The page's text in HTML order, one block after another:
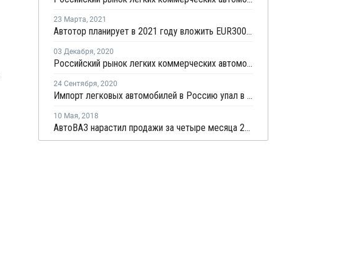
23 Марта, 2021
Автотор планирует в 2021 году вложить EUR300 млн в развитие производства
03 Декабря, 2020
Российский рынок легких коммерческих автомобилей в октябре занял шестое место в Европе
24 Сентября, 2020
Импорт легковых автомобилей в Россию упал в январе - июле более чем на треть
10 Мая, 2018
АвтоВАЗ нарастил продажи за четыре месяца 2018 года на четверть